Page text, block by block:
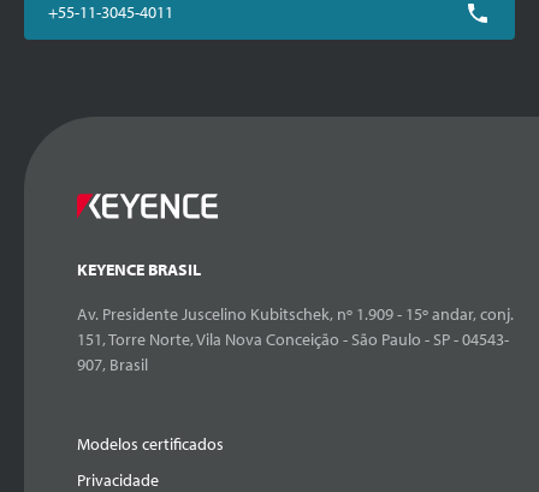
+55-11-3045-4011
KEYENCE BRASIL
Av. Presidente Juscelino Kubitschek, nº 1.909 - 15º andar, conj.
151, Torre Norte, Vila Nova Conceição - São Paulo - SP - 04543-
907, Brasil
Modelos certificados
Privacidade